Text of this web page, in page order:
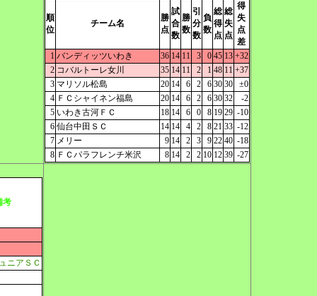
順
位
チーム名
勝
点
試
合
数
勝
数
引
分
数
負
数
総
得
点
総
失
点
得
失
点
差
1 バンディッツいわき 36 14 11 3 0 45 13 +32
2 コバルトーレ女川 35 14 11 2 1 48 11 +37
3 マリソル松島 20 14 6 2 6 30 30
±0
4 ＦＣシャイネン福島 20 14 6 2 6 30 32
-2
5 いわき古河ＦＣ 18 14 6 0 8 19 29 -10
6 仙台中田ＳＣ 14 14 4 2 8 21 33 -12
7 メリー 9 14 2 3 9 22 40 -18
8 ＦＣパラフレンチ米沢 8 14 2 2 10 12 39 -27
考
ニアＳＣ